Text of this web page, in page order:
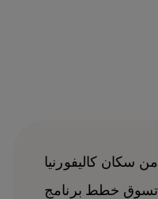
سكان كاليفورنيا